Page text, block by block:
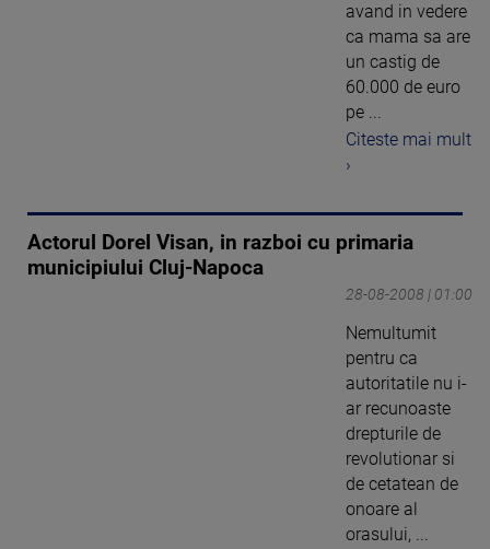
avand in vedere
ca mama sa are
un castig de
60.000 de euro
pe ...
Citeste mai mult
›
Actorul Dorel Visan, in razboi cu primaria
municipiului Cluj-Napoca
28-08-2008 | 01:00
Nemultumit
pentru ca
autoritatile nu i-
ar recunoaste
drepturile de
revolutionar si
de cetatean de
onoare al
orasului, ...